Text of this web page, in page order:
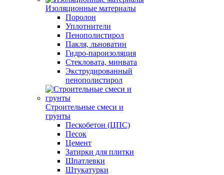
Изоляционные материалы
Поролон
Уплотнители
Пенополистирол
Пакля, льноватин
Гидро-пароизоляция
Стекловата, минвата
Экструдированный
пенополистирол
Строительные смеси и
грунты
Пескобетон (ЦПС)
Песок
Цемент
Затирки для плитки
Шпатлевки
Штукатурки